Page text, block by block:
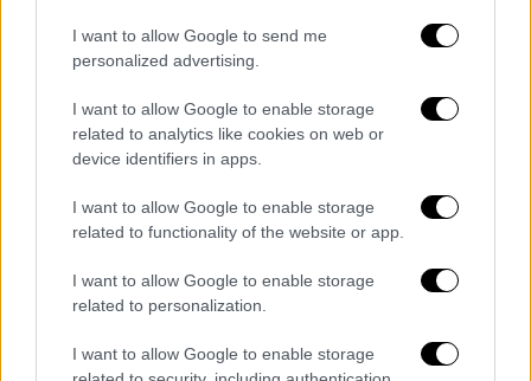
I want to allow Google to send me
personalized advertising.
I want to allow Google to enable storage
related to analytics like cookies on web or
device identifiers in apps.
I want to allow Google to enable storage
related to functionality of the website or app.
I want to allow Google to enable storage
related to personalization.
I want to allow Google to enable storage
ίδιο μύκητα, οδηγώντας στον θάνατο 39
ανθρώπους στην πολιτεία
Μεξικού.
Σημειώνεται ότι το πιο συνηθισμένο πρώιμο
είναι ο πονοκέφαλος, ενώ ακολουθούν
πυρετός, εμετός, πόνος στον αυχένα και
θολή όραση. Η μυκητιασική μηνιγγίτιδα δεν
είναι μεταδοτική και μπορεί να
αντιμετωπιστεί με αντιμυκητιασικά
φάρμακα
– αλλά μπορεί να γίνει γρήγορα απειλητική